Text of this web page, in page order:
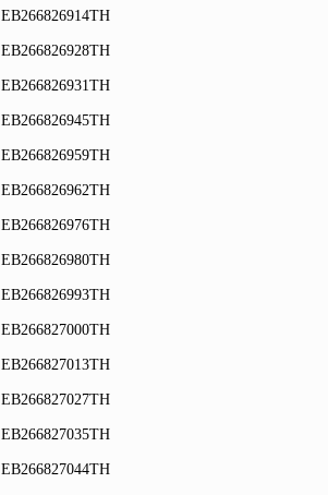
EB266826914TH
EB266826928TH
EB266826931TH
EB266826945TH
EB266826959TH
EB266826962TH
EB266826976TH
EB266826980TH
EB266826993TH
EB266827000TH
EB266827013TH
EB266827027TH
EB266827035TH
EB266827044TH